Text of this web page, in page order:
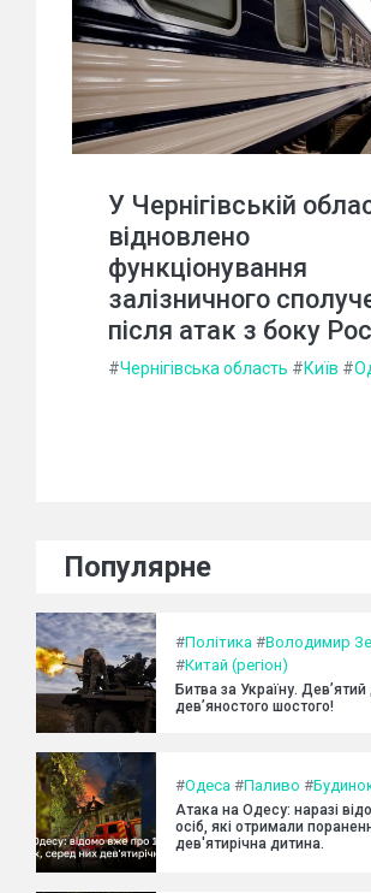
У Чернігівській
відновлено
функціонування
залізничного
після атак з боку
#Чернігівська область #Київ #
Популярне
#Політика #Володимир
#Китай (регіон)
Битва за Україну. Дев’ятий
дев’яностого шостого!
#Одеса #Паливо #
Атака на Одесу: наразі
осіб, які отримали
дев'ятирічна дитина.